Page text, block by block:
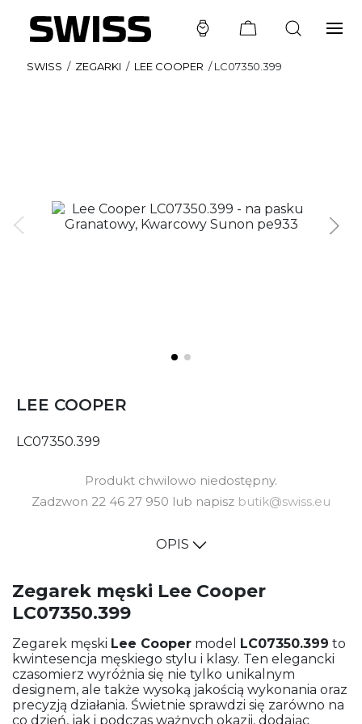
SWISS / ZEGARKI / LEE COOPER /LC07350.399
LEE COOPER
LC07350.399
Produkt chwilowo niedostępny.
Zadzwon 22 46 27 950 lub napisz butik@swiss.eu
OPIS
Zegarek męski Lee Cooper
LC07350.399
Zegarek męski Lee Cooper model LC07350.399 to
kwintesencja męskiego stylu i klasy. Ten elegancki
czasomierz wyróżnia się nie tylko unikalnym
designem, ale także wysoką jakością wykonania oraz
precyzją działania. Świetnie sprawdzi się zarówno na
co dzień, jak i podczas ważnych okazji, dodając